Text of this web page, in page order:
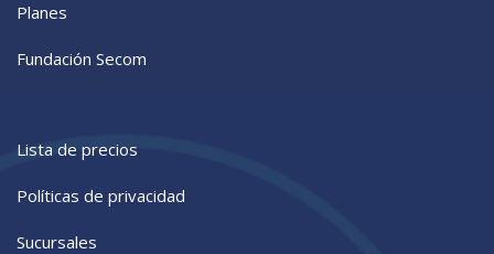
Planes
Fundación Secom
Lista de precios
Políticas de privacidad
Sucursales